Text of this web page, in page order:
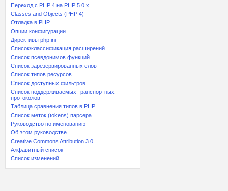
Переход с PHP 4 на PHP 5.0.x
Classes and Objects (PHP 4)
Отладка в PHP
Опции конфигурации
Директивы php.ini
Список/классификация расширений
Список псевдонимов функций
Список зарезервированных слов
Список типов ресурсов
Список доступных фильтров
Список поддерживаемых транспортных
протоколов
Таблица сравнения типов в PHP
Список меток (tokens) парсера
Руководство по именованию
Об этом руководстве
Creative Commons Attribution 3.0
Алфавитный список
Список изменений